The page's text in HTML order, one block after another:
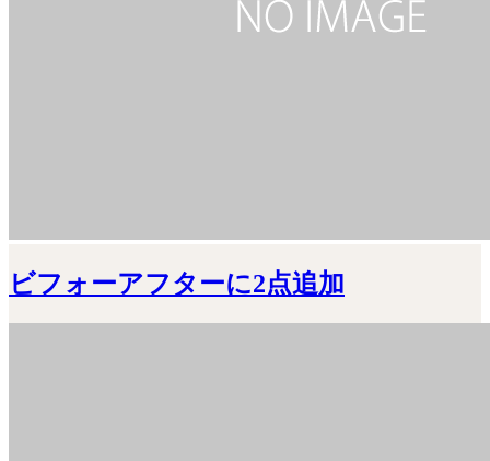
ビフォーアフターに2点追加